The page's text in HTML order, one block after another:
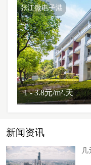
张江微电子港
1 - 3.8元/m².天
新闻资讯